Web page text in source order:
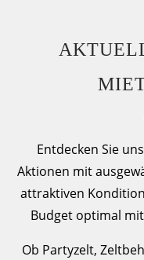
Entdecken Sie
Aktionen mit
attraktiven
Budget optimal
Ob Partyzelt,